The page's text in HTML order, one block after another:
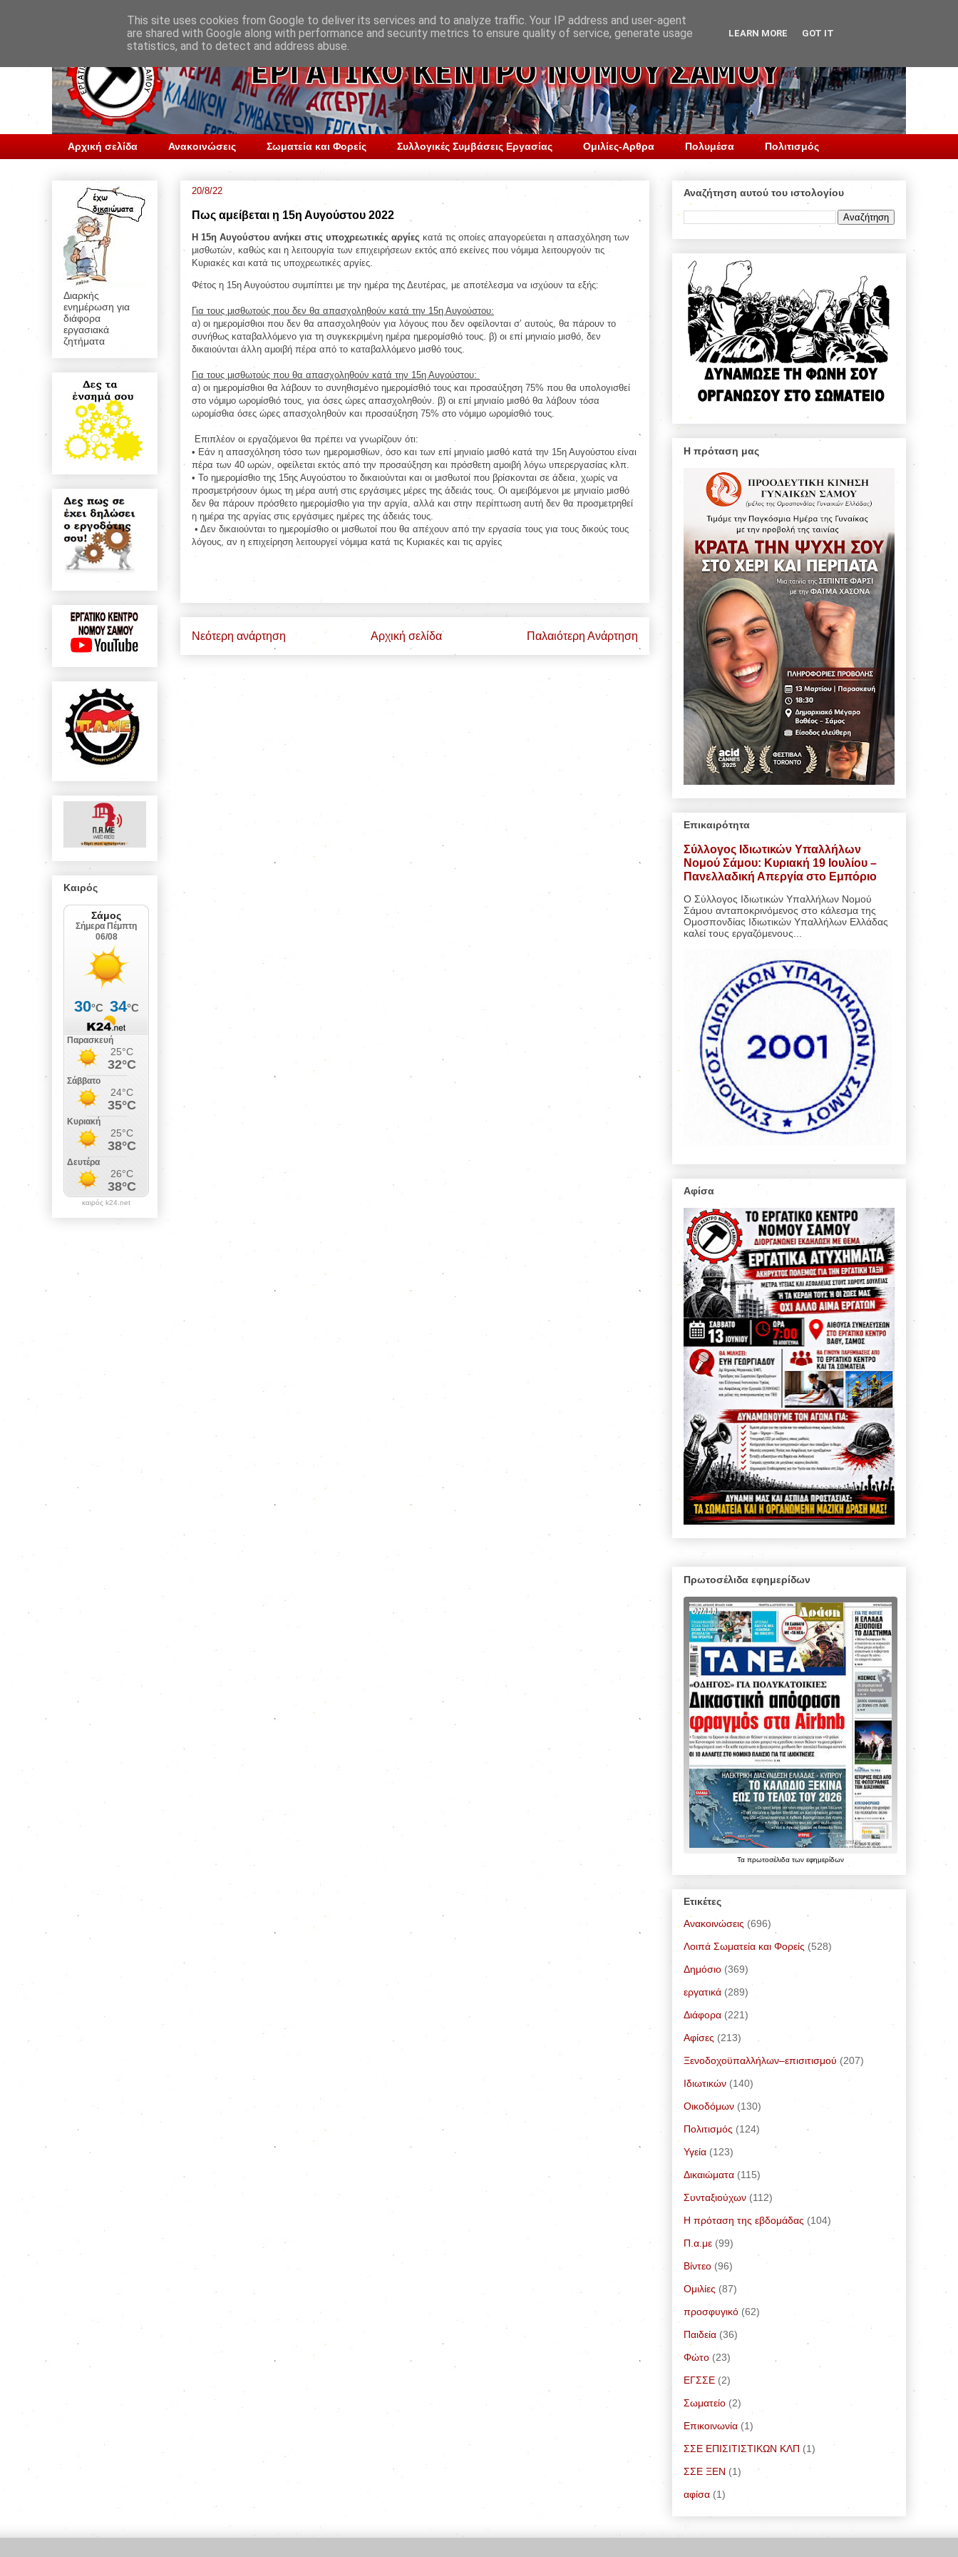
Αρχική σελίδα Ανακοινώσεις Σωματεία και Φορείς Συλλογικές Συμβάσεις Εργασίας Ομιλίες-Αρθρα Πολυμέσα Πολιτισμός
20/8/22
Πως αμείβεται η 15η Αυγούστου 2022
Η 15η Αυγούστου ανήκει στις υποχρεωτικές αργίες κατά τις οποίες απαγορεύεται η απασχόληση των
μισθωτών, καθώς και η λειτουργία των επιχειρήσεων εκτός από εκείνες που νόμιμα λειτουργούν τις
Κυριακές και κατά τις υποχρεωτικές αργίες.
Φέτος η 15η Αυγούστου συμπίπτει με την ημέρα της Δευτέρας, με αποτέλεσμα να ισχύουν τα εξής:
Για τους μισθωτούς που δεν θα απασχοληθούν κατά την 15η Αυγούστου:
α) οι ημερομίσθιοι που δεν θα απασχοληθούν για λόγους που δεν οφείλονται σ’ αυτούς, θα πάρουν το
συνήθως καταβαλλόμενο για τη συγκεκριμένη ημέρα ημερομίσθιό τους. β) οι επί μηνιαίο μισθό, δεν
δικαιούνται άλλη αμοιβή πέρα από το καταβαλλόμενο μισθό τους.
Για τους μισθωτούς που θα απασχοληθούν κατά την 15η Αυγούστου:
α) οι ημερομίσθιοι θα λάβουν το συνηθισμένο ημερομίσθιό τους και προσαύξηση 75% που θα υπολογισθεί
στο νόμιμο ωρομίσθιό τους, για όσες ώρες απασχοληθούν. β) οι επί μηνιαίο μισθό θα λάβουν τόσα
ωρομίσθια όσες ώρες απασχοληθούν και προσαύξηση 75% στο νόμιμο ωρομίσθιό τους.
Επιπλέον οι εργαζόμενοι θα πρέπει να γνωρίζουν ότι:
• Εάν η απασχόληση τόσο των ημερομισθίων, όσο και των επί μηνιαίο μισθό κατά την 15η Αυγούστου είναι
πέρα των 40 ωρών, οφείλεται εκτός από την προσαύξηση και πρόσθετη αμοιβή λόγω υπερεργασίας κλπ.
• Το ημερομίσθιο της 15ης Αυγούστου το δικαιούνται και οι μισθωτοί που βρίσκονται σε άδεια, χωρίς να
προσμετρήσουν όμως τη μέρα αυτή στις εργάσιμες μέρες της άδειάς τους. Οι αμειβόμενοι με μηνιαίο μισθό
δεν θα πάρουν πρόσθετο ημερομίσθιο για την αργία, αλλά και στην περίπτωση αυτή δεν θα προσμετρηθεί
η ημέρα της αργίας στις εργάσιμες ημέρες της άδειάς τους.
• Δεν δικαιούνται το ημερομίσθιο οι μισθωτοί που θα απέχουν από την εργασία τους για τους δικούς τους
λόγους, αν η επιχείρηση λειτουργεί νόμιμα κατά τις Κυριακές και τις αργίες
Νεότερη ανάρτηση Παλαιότερη Ανάρτηση
Αρχική σελίδα
Διαρκής
ενημέρωση για
διάφορα
εργασιακά
ζητήματα
Καιρός
καιρός k24.net
Αναζήτηση αυτού του ιστολογίου
Η πρόταση μας
Επικαιρότητα
Σύλλογος Ιδιωτικών Υπαλλήλων
Νομού Σάμου: Κυριακή 19 Ιουλίου –
Πανελλαδική Απεργία στο Εμπόριο
Ο Σύλλογος Ιδιωτικών Υπαλλήλων Νομού
Σάμου ανταποκρινόμενος στο κάλεσμα της
Ομοσπονδίας Ιδιωτικών Υπαλλήλων Ελλάδας
καλεί τους εργαζόμενους...
Αφίσα
Πρωτοσέλιδα εφημερίδων
Τα πρωτοσέλιδα των εφημερίδων
Ετικέτες
Ανακοινώσεις (696)
Λοιπά Σωματεία και Φορείς (528)
Δημόσιο (369)
εργατικά (289)
Διάφορα (221)
Αφίσες (213)
Ξενοδοχοϋπαλλήλων–επισιτισμού (207)
Ιδιωτικών (140)
Οικοδόμων (130)
Πολιτισμός (124)
Υγεία (123)
Δικαιώματα (115)
Συνταξιούχων (112)
Η πρόταση της εβδομάδας (104)
Π.α.με (99)
Bίντεο (96)
Ομιλίες (87)
προσφυγικό (62)
Παιδεία (36)
Φώτο (23)
ΕΓΣΣΕ (2)
Σωματείο (2)
Επικοινωνία (1)
ΣΣΕ ΕΠΙΣΙΤΙΣΤΙΚΩΝ ΚΛΠ (1)
ΣΣΕ ΞΕΝ (1)
αφίσα (1)
This site uses cookies from Google to deliver its services and to analyze traffic. Your IP address and user-agent
are shared with Google along with performance and security metrics to ensure quality of service, generate usage
statistics, and to detect and address abuse.
LEARN MORE GOT IT